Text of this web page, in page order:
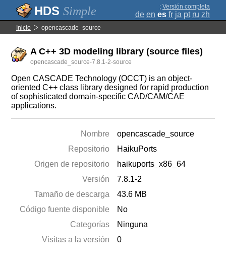
Simple ; Versión completa
de en es fr ja pt ru zh
Inicio opencascade_source
A C++ 3D modeling library (source files)
opencascade_source-7.8.1-2-source
Open CASCADE Technology (OCCT) is an object-
oriented C++ class library designed for rapid production
of sophisticated domain-specific CAD/CAM/CAE
applications.
Nombre
opencascade_source
Repositorio
HaikuPorts
Origen de repositorio
haikuports_x86_64
Versión
7.8.1-2
Tamaño de descarga
43.6 MB
Código fuente disponible
No
Categorías
Ninguna
Visitas a la versión
0